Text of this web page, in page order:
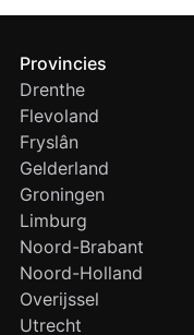
Provincies
Drenthe
Flevoland
Fryslân
Gelderland
Groningen
Limburg
Noord-Brabant
Noord-Holland
Overijssel
Utrecht